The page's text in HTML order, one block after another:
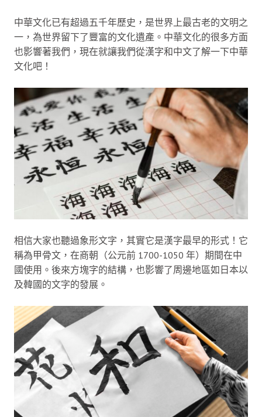
中華文化已有超過五千年歷史，是世界上最古老的文明之
一，為世界留下了豐富的文化遺產。中華文化的很多方面
也影響著我們，現在就讓我們從漢字和中文了解一下中華
文化吧！
相信大家也聽過象形文字，其實它是漢字最早的形式！它
稱為甲骨文，在商朝（公元前 1700-1050 年）期間在中
國使用。後來方塊字的結構，也影響了周邊地區如日本以
及韓國的文字的發展。